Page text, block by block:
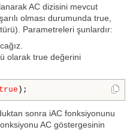
AC dizisini mevcut
olması durumunda true,
Parametreleri şunlardır:
olarak true değerini
true );
sonra iAC fonksiyonunu
AC göstergesinin